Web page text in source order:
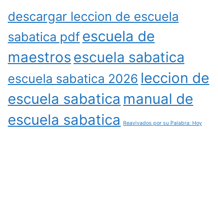
descargar leccion de escuela
sabatica pdfescuela de
maestros escuela sabatica
escuela sabatica 2026 leccion de
escuela sabatica manual de
escuela sabatica
Reavivados por su Palabra: Hoy